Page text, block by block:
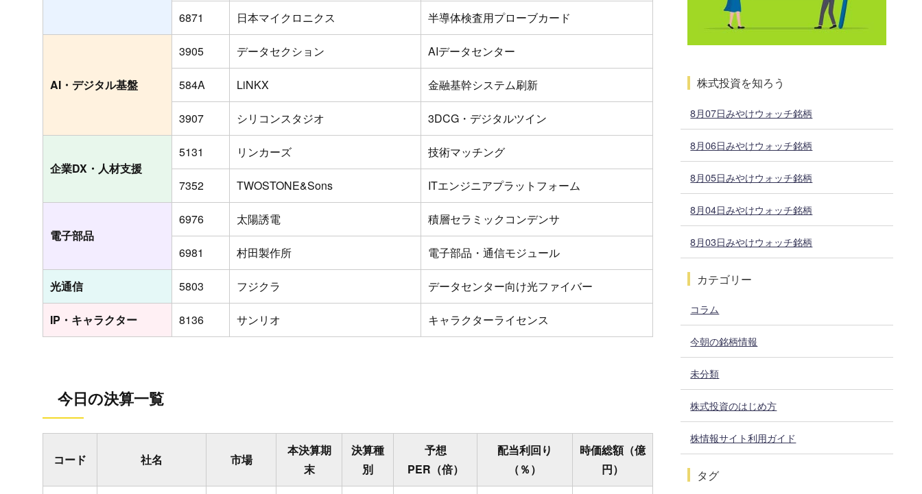
6871 日本マイクロニクス 半導体検査用プローブカード
AI・デジタル基盤
3905 データセクション AIデータセンター
584A LiNKX 金融基幹システム刷新
3907 シリコンスタジオ 3DCG・デジタルツイン
企業DX・人材支援
5131 リンカーズ 技術マッチング
7352 TWOSTONE&Sons ITエンジニアプラットフォーム
電子部品
6976 太陽誘電 積層セラミックコンデンサ
6981 村田製作所 電子部品・通信モジュール
光通信 5803 フジクラ データセンター向け光ファイバー
IP・キャラクター 8136 サンリオ キャラクターライセンス
今日の決算一覧
コード 社名 市場
本決算期
末
決算種
別
予想
PER（倍）
配当利回り
（％）
時価総額（億
円）
株式投資を知ろう
8月07日みやけウォッチ銘柄
8月06日みやけウォッチ銘柄
8月05日みやけウォッチ銘柄
8月04日みやけウォッチ銘柄
8月03日みやけウォッチ銘柄
カテゴリー
コラム
今朝の銘柄情報
未分類
株式投資のはじめ方
株情報サイト利用ガイド
タグ